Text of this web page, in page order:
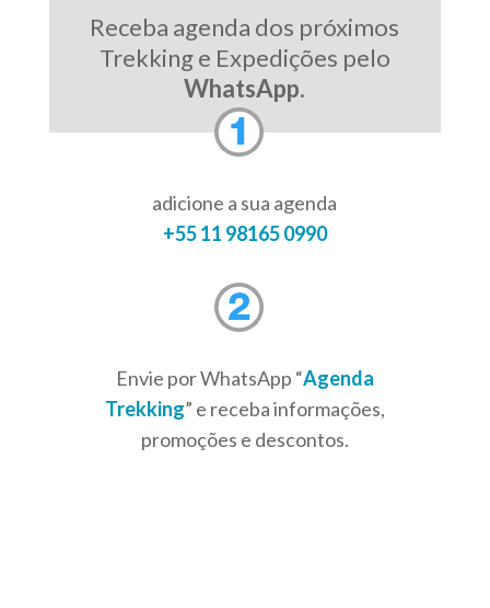
Receba agenda dos próximos
Trekking e Expedições pelo
WhatsApp.
adicione a sua agenda
+55 11 98165 0990
Envie por WhatsApp “Agenda
Trekking” e receba informações,
promoções e descontos.